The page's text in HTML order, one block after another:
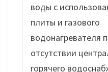
воды с
плиты и газового
водонагревателя
отсутствии
горячего